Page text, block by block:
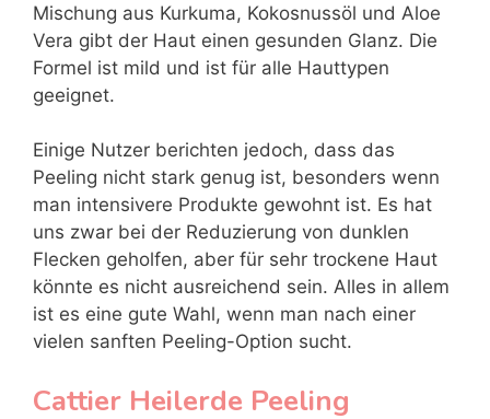
Mischung aus Kurkuma, Kokosnussöl und Aloe
Vera gibt der Haut einen gesunden Glanz. Die
Formel ist mild und ist für alle Hauttypen
geeignet.
Einige Nutzer berichten jedoch, dass das
Peeling nicht stark genug ist, besonders wenn
man intensivere Produkte gewohnt ist. Es hat
uns zwar bei der Reduzierung von dunklen
Flecken geholfen, aber für sehr trockene Haut
könnte es nicht ausreichend sein. Alles in allem
ist es eine gute Wahl, wenn man nach einer
vielen sanften Peeling-Option sucht.
Cattier Heilerde Peeling